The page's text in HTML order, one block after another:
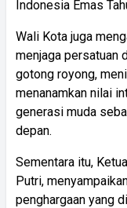
Indonesia Emas
Wali Kota juga
menjaga persatuan
gotong royong,
menanamkan nilai
generasi muda
depan.
Sementara itu,
Putri,
penghargaan yang